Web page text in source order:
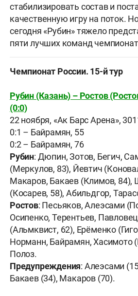
стабилизировать состав и
качественную игру на поток.
сегодня «Рубин» тяжело
пяти лучших команд
Чемпионат России. 15-й тур
Рубин (Казань) – Ростов
(0:0)
22 ноября, «Ак Барс Арена»,
0:1 – Байрамян, 55
0:2 – Байрамян, 76
Рубин: Дюпин, Зотов, Бегич,
(Меркулов, 83), Йевтич
Макаров, Бакаев (Климов, 84),
(Косарев, 58), Абильдгор,
Ростов: Песьяков, Алеэсами
Осипенко, Терентьев,
(Альмквист, 62), Ерёменко
Норманн, Байрамян, Хасимото
Полоз.
Предупреждения: Алеэсами
Бакаев (34), Макаров (70).